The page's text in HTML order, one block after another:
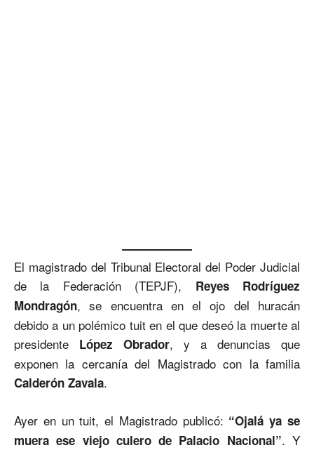
El magistrado del Tribunal Electoral del Poder Judicial
de la Federación (TEPJF), Reyes Rodríguez
Mondragón, se encuentra en el ojo del huracán
debido a un polémico tuit en el que deseó la muerte al
presidente López Obrador, y a denuncias que
exponen la cercanía del Magistrado con la familia
Calderón Zavala.
Ayer en un tuit, el Magistrado publicó: “Ojalá ya se
muera ese viejo culero de Palacio Nacional”. Y